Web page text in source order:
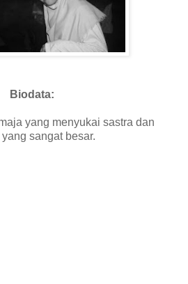
Biodata:
yang menyukai sastra dan
sangat besar.